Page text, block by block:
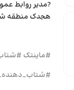
هجدک منطقه
#ماینتک